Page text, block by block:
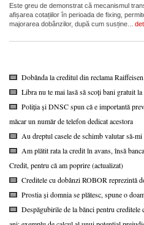
Este greu de demonstrat că mecanismul
afișarea cotațiilor în perioada de fixing,
majorarea dobânzilor, după cum susține...
Dobânda la creditul din reclama
Libra nu te mai lasă să scoți bani gratuit
Poliția și DNSC spun că e importantă
măcar un număr de telefon dedicat acestora
Au dreptul casele de schimb valutar să-
Am plătit rata la credit în avans, însă
Credit, pentru că am poprire (actualizat)
Creditele cu dobânzi ROBOR reprezintă
Prostia și domnia se plătesc, spune o
Despăgubirile de la bănci pentru